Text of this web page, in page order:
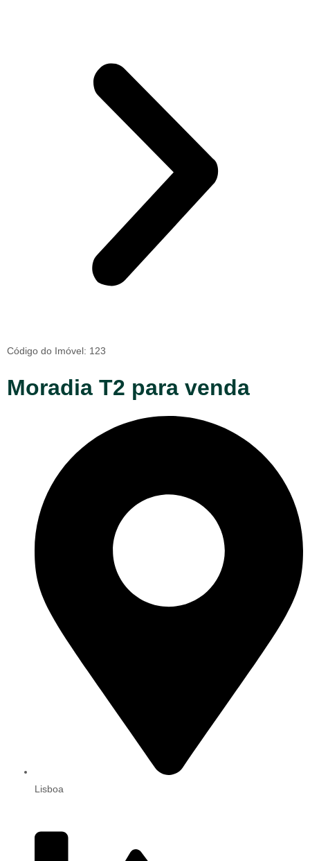
Código do Imóvel: 123
Moradia T2 para venda
Lisboa